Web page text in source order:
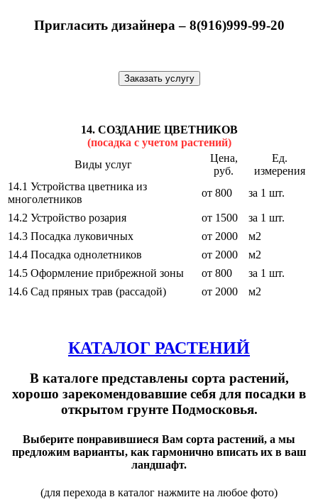
Пригласить дизайнера – 8(916)999-99-20
Заказать услугу
14. СОЗДАНИЕ ЦВЕТНИКОВ
(посадка с учетом растений)
Виды услуг
Цена,
руб.
Ед.
измерения
14.1 Устройства цветника из
многолетников
от 800 за 1 шт.
14.2 Устройство розария от 1500
за 1 шт.
14.3 Посадка луковичных
от 2000
м2
14.4 Посадка однолетников
от 2000
м2
14.5 Оформление прибрежной зоны
от 800
за 1 шт.
14.6 Сад пряных трав (рассадой)
от 2000 м2
КАТАЛОГ РАСТЕНИЙ
В каталоге представлены сорта растений,
хорошо зарекомендовавшие себя для посадки в
открытом грунте Подмосковья.
Выберите понравившиеся Вам сорта растений, а мы
предложим варианты, как гармонично вписать их в ваш
ландшафт.
(для перехода в каталог нажмите на любое фото)